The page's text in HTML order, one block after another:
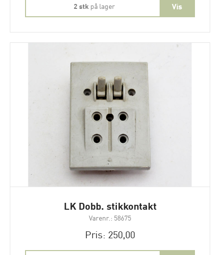
2 stk på lager
LK Dobb. stikkontakt
Varenr.: 58675
Pris: 250,00